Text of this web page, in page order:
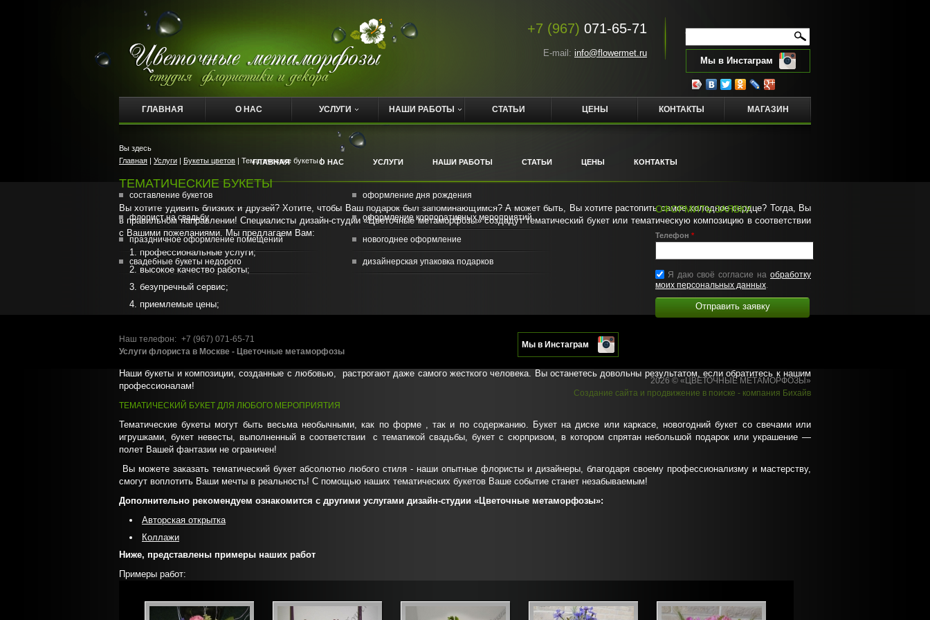
+7 (967) 071-65-71
E-mail: info@flowermet.ru
Форма поиска
Мы в Инстаграм
ГЛАВНАЯ О НАС УСЛУГИ НАШИ РАБОТЫ СТАТЬИ ЦЕНЫ КОНТАКТЫ МАГАЗИН
Вы здесь
Главная | Услуги | Букеты цветов | Тематические букеты |
ТЕМАТИЧЕСКИЕ БУКЕТЫ
Вы хотите удивить близких и друзей? Хотите, чтобы Ваш подарок был запоминающимся? А может быть, Вы хотите растопить самое холодное сердце? Тогда, Вы
в правильном направлении! Специалисты дизайн-студии «Цветочные метаморфозы» создадут тематический букет или тематическую композицию в соответствии
с Вашими пожеланиями. Мы предлагаем Вам:
профессиональные услуги;
высокое качество работы;
безупречный сервис;
приемлемые цены;
неповторимые, оригинальные изделия;
индивидуальный подход к каждому проекту.
Наши букеты и композиции, созданные с любовью, растрогают даже самого жесткого человека. Вы останетесь довольны результатом, если обратитесь к нашим
профессионалам!
ТЕМАТИЧЕСКИЙ БУКЕТ ДЛЯ ЛЮБОГО МЕРОПРИЯТИЯ
Тематические букеты могут быть весьма необычными, как по форме , так и по содержанию. Букет на диске или каркасе, новогодний букет со свечами или
игрушками, букет невесты, выполненный в соответствии с тематикой свадьбы, букет с сюрпризом, в котором спрятан небольшой подарок или украшение —
полет Вашей фантазии не ограничен!
Вы можете заказать тематический букет абсолютно любого стиля - наши опытные флористы и дизайнеры, благодаря своему профессионализму и мастерству,
смогут воплотить Ваши мечты в реальность! С помощью наших тематических букетов Ваше событие станет незабываемым!
Дополнительно рекомендуем ознакомится с другими услугами дизайн-студии «Цветочные метаморфозы»:
Авторская открытка
Коллажи
Ниже, представлены примеры наших работ
Примеры работ:
ГЛАВНАЯ О НАС УСЛУГИ НАШИ РАБОТЫ СТАТЬИ ЦЕНЫ КОНТАКТЫ
составление букетов
флорист на свадьбу
праздничное оформление помещений
свадебные букеты недорого
оформление дня рождения
оформление корпоративных мероприятий
новогоднее оформление
дизайнерская упаковка подарков
ОФОРМИТЬ ЗАЯВКУ
Телефон *
Я даю своё согласие на обработку
моих персональных данных
Наш телефон: +7 (967) 071-65-71
Услуги флориста в Москве - Цветочные метаморфозы
Мы в Инстаграм
2026 © «ЦВЕТОЧНЫЕ МЕТАМОРФОЗЫ»
Создание сайта и продвижение в поиске - компания Бихайв